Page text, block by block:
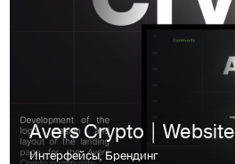
Avers Crypto | Website
Интерфейсы,Брендинг